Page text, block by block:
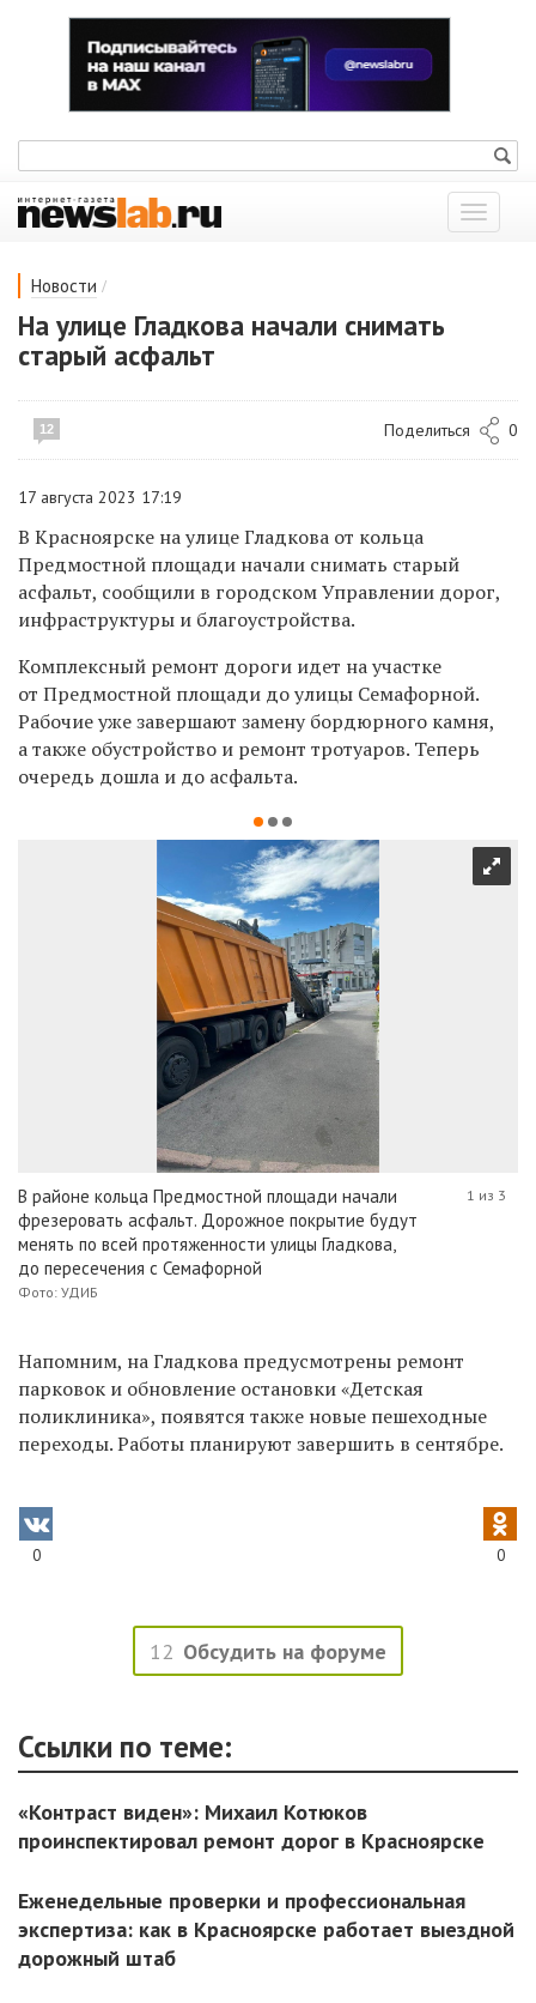
Показать
меню
Новости /
На улице Гладкова начали снимать
старый асфальт
12 Поделиться 0
17 августа 2023 17:19
В Красноярске на улице Гладкова от кольца
Предмостной площади начали снимать старый
асфальт, сообщили в городском Управлении дорог,
инфраструктуры и благоустройства.
Комплексный ремонт дороги идет на участке
от Предмостной площади до улицы Семафорной.
Рабочие уже завершают замену бордюрного камня,
а также обустройство и ремонт тротуаров. Теперь
очередь дошла и до асфальта.
В районе кольца Предмостной площади начали
фрезеровать асфальт. Дорожное покрытие будут
менять по всей протяженности улицы Гладкова,
до пересечения с Семафорной
Фото: УДИБ
1 из 3
Напомним, на Гладкова предусмотрены ремонт
парковок и обновление остановки «Детская
поликлиника», появятся также новые пешеходные
переходы. Работы планируют завершить в сентябре.
0 0
12 Обсудить на форуме
Ссылки по теме:
«Контраст виден»: Михаил Котюков
проинспектировал ремонт дорог в Красноярске
Еженедельные проверки и профессиональная
экспертиза: как в Красноярске работает выездной
дорожный штаб